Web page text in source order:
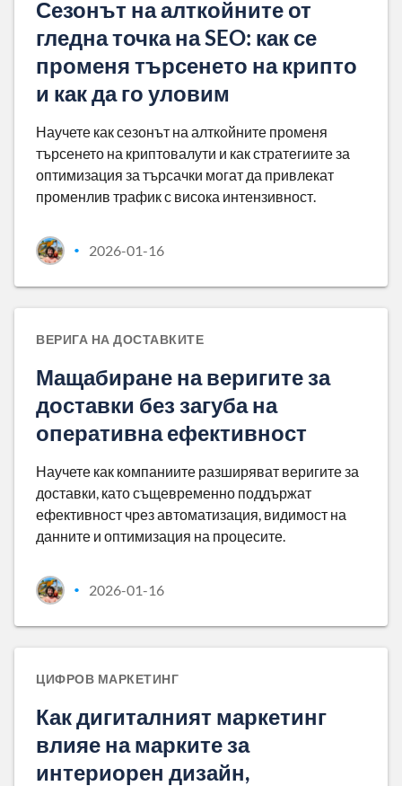
Сезонът на алткойните от
гледна точка на SEO: как се
променя търсенето на крипто
и как да го уловим
Научете как сезонът на алткойните променя
търсенето на криптовалути и как стратегиите за
оптимизация за търсачки могат да привлекат
променлив трафик с висока интензивност.
• 2026-01-16
ВЕРИГА НА ДОСТАВКИТЕ
Мащабиране на веригите за
доставки без загуба на
оперативна ефективност
Научете как компаниите разширяват веригите за
доставки, като същевременно поддържат
ефективност чрез автоматизация, видимост на
данните и оптимизация на процесите.
• 2026-01-16
ЦИФРОВ МАРКЕТИНГ
Как дигиталният маркетинг
влияе на марките за
интериорен дизайн,